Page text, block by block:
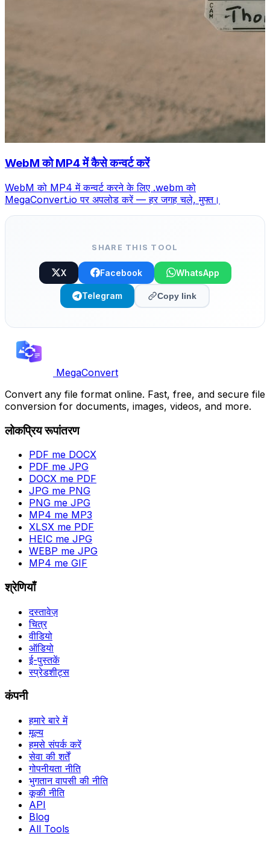
WebM को MP4 में कैसे कन्वर्ट करें
WebM को MP4 में कन्वर्ट करने के लिए .webm को
MegaConvert.io पर अपलोड करें — हर जगह चले, मुफ्त।
SHARE THIS TOOL
X Facebook WhatsApp
Telegram Copy link
MegaConvert
Convert any file format online. Fast, free, and secure file
conversion for documents, images, videos, and more.
लोकप्रिय रूपांतरण
PDF me DOCX
PDF me JPG
DOCX me PDF
JPG me PNG
PNG me JPG
MP4 me MP3
XLSX me PDF
HEIC me JPG
WEBP me JPG
MP4 me GIF
श्रेणियाँ
दस्तावेज़
चित्र
वीडियो
ऑडियो
ई-पुस्तकें
स्प्रेडशीट्स
कंपनी
हमारे बारे में
मूल्य
हमसे संपर्क करें
सेवा की शर्तें
गोपनीयता नीति
भुगतान वापसी की नीति
कूकी नीति
API
Blog
All Tools